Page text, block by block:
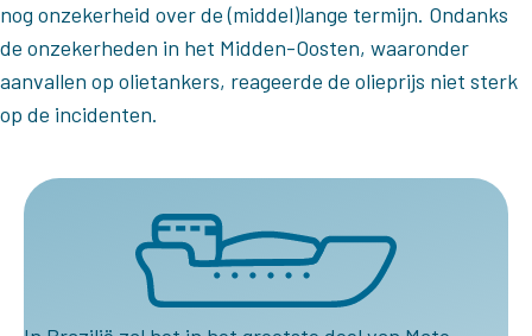
nog onzekerheid over de (middel)lange termijn. Ondanks
de onzekerheden in het Midden-Oosten, waaronder
aanvallen op olietankers, reageerde de olieprijs niet sterk
op de incidenten.